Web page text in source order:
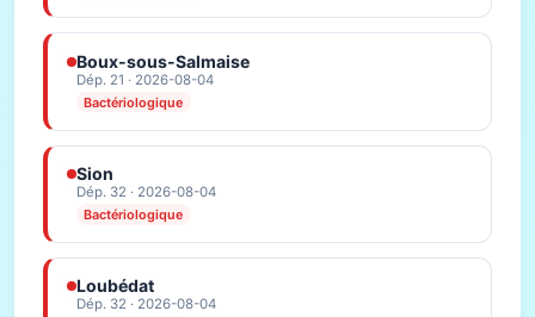
Boux-sous-Salmaise
Dép. 21 · 2026-08-04
Bactériologique
Sion
Dép. 32 · 2026-08-04
Bactériologique
Loubédat
Dép. 32 · 2026-08-04